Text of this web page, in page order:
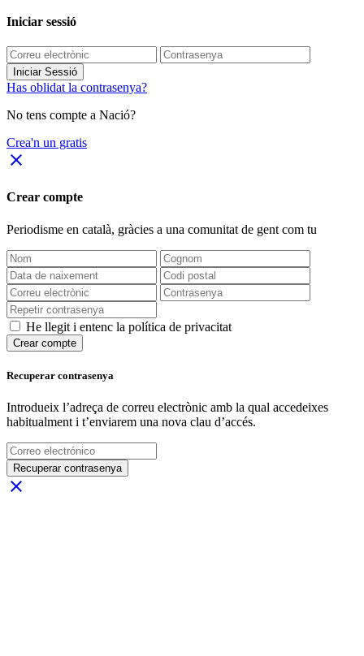
Iniciar sessió
Iniciar Sessió
Has oblidat la contrasenya?
No tens compte a Nació?
Crea'n un gratis
close
Crear compte
Periodisme en català, gràcies a una comunitat de gent com tu
He llegit i entenc la política de privacitat
Crear compte
Recuperar contrasenya
Introdueix l’adreça de correu electrònic amb la qual accedeixes
habitualment i t’enviarem una nova clau d’accés.
Recuperar contrasenya
close